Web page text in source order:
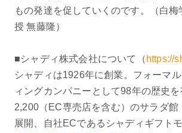
もの発達を促していくのです。（白梅
授 無藤隆）
■シャディ株式会社について（ https://
シャディは1926年に創業。フォーマ
ィングカンパニーとして98年の歴史
2,200（EC専売店を含む）のサラダ館
展開、自社ECであるシャディギフト